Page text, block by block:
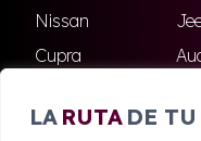
LA RUTA DE
Nissan
Cupra
Skoda